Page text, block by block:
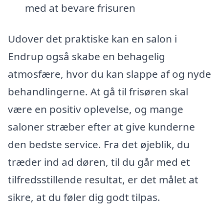
med at bevare frisuren
Udover det praktiske kan en salon i
Endrup også skabe en behagelig
atmosfære, hvor du kan slappe af og nyde
behandlingerne. At gå til frisøren skal
være en positiv oplevelse, og mange
saloner stræber efter at give kunderne
den bedste service. Fra det øjeblik, du
træder ind ad døren, til du går med et
tilfredsstillende resultat, er det målet at
sikre, at du føler dig godt tilpas.